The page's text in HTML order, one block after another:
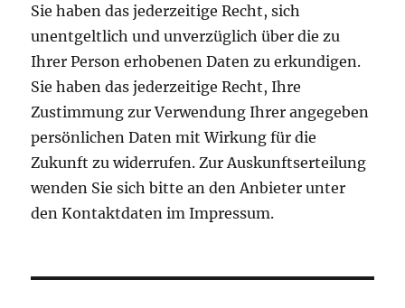
Sie haben das jederzeitige Recht, sich
unentgeltlich und unverzüglich über die zu
Ihrer Person erhobenen Daten zu erkundigen.
Sie haben das jederzeitige Recht, Ihre
Zustimmung zur Verwendung Ihrer angegeben
persönlichen Daten mit Wirkung für die
Zukunft zu widerrufen. Zur Auskunftserteilung
wenden Sie sich bitte an den Anbieter unter
den Kontaktdaten im Impressum.